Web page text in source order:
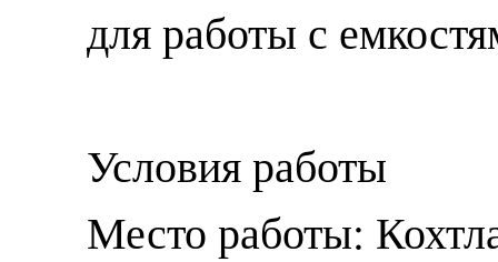
для работы с
Условия работы
Место работы: